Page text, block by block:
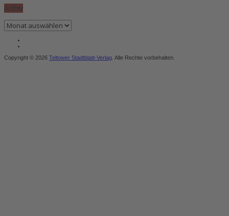
Archiv
Archiv
Copyright © 2026 Teltower Stadtblatt-Verlag . Alle Rechte vorbehalten.